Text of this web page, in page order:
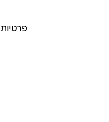
פרטיות